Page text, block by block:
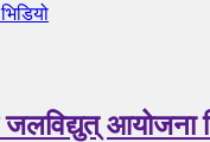
आयोजना